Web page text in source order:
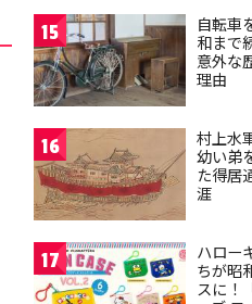
15
自転車
和まで
意外な
理由
16
村上水
幼い弟
た得居
涯
17
ハロー
ちが昭
スに！